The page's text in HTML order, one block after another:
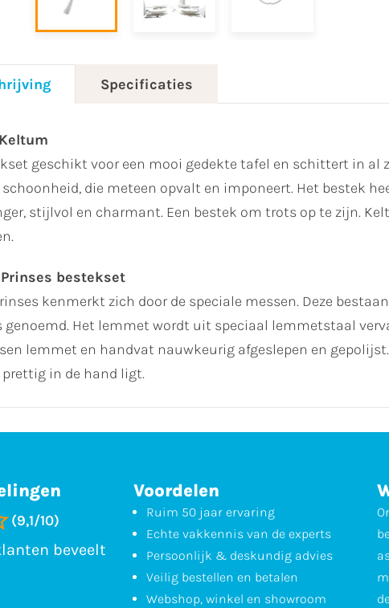
Specificaties
geschikt voor een mooi gedekte tafel en schittert in al
die meteen opvalt en imponeert. Het bestek
stijlvol en charmant. Een bestek om trots op te zijn.
bestekset
kenmerkt zich door de speciale messen. Deze
genoemd. Het lemmet wordt uit speciaal lemmetstaal
lemmet en handvat nauwkeurig afgeslepen en
in de hand ligt.
(9,1/10)
beveelt
Voordelen
Ruim 50 jaar ervaring
Echte vakkennis van de experts
Persoonlijk & deskundig advies
Veilig bestellen en betalen
Webshop, winkel en showroom